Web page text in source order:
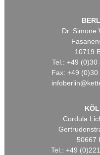
Dr. Simone
10719
Tel.: +49 (0)30
Fax: +49
Cordula
50667
Tel.: +49